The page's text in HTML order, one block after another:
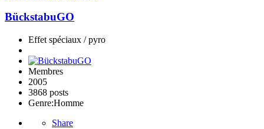
BückstabuGO
Effet spéciaux / pyro
Membres
2005
3868 posts
Genre:Homme
Share